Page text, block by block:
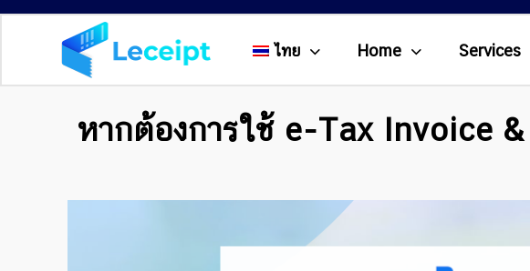
ไทย Home Services
หากต้องการใช้ e-Tax Invoice &